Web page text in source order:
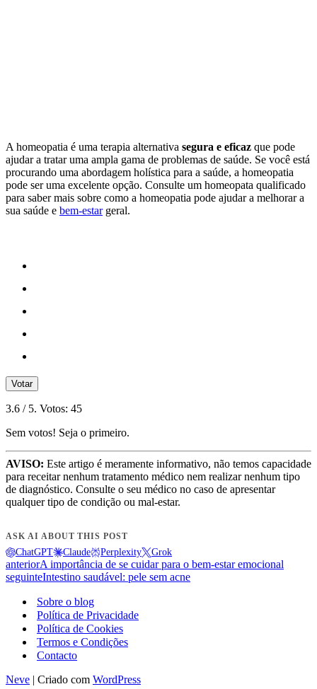
A homeopatia é uma terapia alternativa segura e eficaz que pode
ajudar a tratar uma ampla gama de problemas de saúde. Se você está
procurando uma abordagem holística para a saúde, a homeopatia
pode ser uma excelente opção. Consulte um homeopata qualificado
para saber mais sobre como a homeopatia pode ajudar a melhorar a
sua saúde e bem-estargeral.
Votar
3.6 / 5. Votos: 45
Sem votos! Seja o primeiro.
AVISO: Este artigo é meramente informativo, não temos capacidade
para receitar nenhum tratamento médico nem realizar nenhum tipo
de diagnóstico. Consulte o seu médico no caso de apresentar
qualquer tipo de condição ou mal-estar.
ASK AI ABOUT THIS POST
ChatGPT Claude Perplexity Grok
anteriorA importância de se cuidar para o bem-estar emocional
seguinteIntestino saudável: pele sem acne
Sobre o blog
Política de Privacidade
Política de Cookies
Termos e Condições
Contacto
Neve | Criado com WordPress